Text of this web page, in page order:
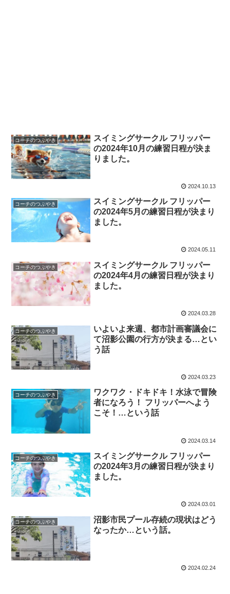
コーチのつぶやき
スイミングサークル フリッパー
の2024年10月の練習日程が決ま
りました。
2024.10.13
コーチのつぶやき
スイミングサークル フリッパー
の2024年5月の練習日程が決まり
ました。
2024.05.11
コーチのつぶやき
スイミングサークル フリッパー
の2024年4月の練習日程が決まり
ました。
2024.03.28
コーチのつぶやき
いよいよ来週、都市計画審議会に
て沼影公園の行方が決まる…とい
う話
2024.03.23
コーチのつぶやき
ワクワク・ドキドキ！水泳で冒険
者になろう！ フリッパーへよう
こそ！…という話
2024.03.14
コーチのつぶやき
スイミングサークル フリッパー
の2024年3月の練習日程が決まり
ました。
2024.03.01
コーチのつぶやき
沼影市民プール存続の現状はどう
なったか…という話。
2024.02.24